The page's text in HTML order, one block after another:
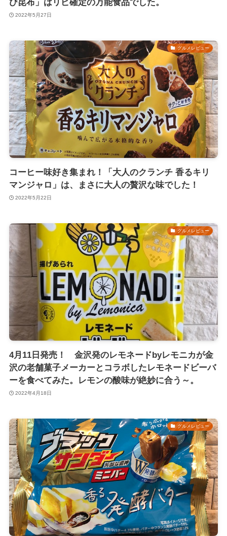
び昆布」はリピ確定の万能食品でした。
2022年5月27日
グルメレビュー
コーヒー味好き集まれ！「大人のクランチ 香るキリ
マンジャロ」は、まさに大人の贅沢な味でした！
2022年5月22日
グルメレビュー
4月11日発売！ 金沢発のレモネードbyレモニカが金
沢の老舗菓子メーカーとコラボしたレモネードビーバ
ーを食べてみた。レモンの酸味が絶妙に合う～。
2022年4月18日
グルメレビュー